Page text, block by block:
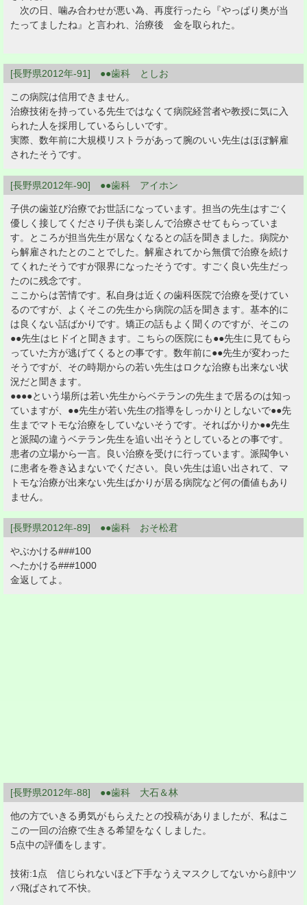
次の日、噛み合わせが悪い為、再度行ったら『やっぱり奥が当
たってましたね』と言われ、治療後 金を取られた。
[長野県2012年-91] ●●歯科 としお
この病院は信用できません。
治療技術を持っている先生ではなくて病院経営者や教授に気に入
られた人を採用しているらしいです。
実際、数年前に大規模リストラがあって腕のいい先生はほぼ解雇
されたそうです。
[長野県2012年-90] ●●歯科 アイホン
子供の歯並び治療でお世話になっています。担当の先生はすごく
優しく接してくださり子供も楽しんで治療させてもらっていま
す。ところが担当先生が居なくなるとの話を聞きました。病院か
ら解雇されたとのことでした。解雇されてから無償で治療を続け
てくれたそうですが限界になったそうです。すごく良い先生だっ
たのに残念です。
ここからは苦情です。私自身は近くの歯科医院で治療を受けてい
るのですが、よくそこの先生から病院の話を聞きます。基本的に
は良くない話ばかりです。矯正の話もよく聞くのですが、そこの
●●先生はヒドイと聞きます。こちらの医院にも●●先生に見てもら
っていた方が逃げてくるとの事です。数年前に●●先生が変わった
そうですが、その時期からの若い先生はロクな治療も出来ない状
況だと聞きます。
●●●●という場所は若い先生からベテランの先生まで居るのは知っ
ていますが、●●先生が若い先生の指導をしっかりとしないで●●先
生までマトモな治療をしていないそうです。そればかりか●●先生
と派閥の違うベテラン先生を追い出そうとしているとの事です。
患者の立場から一言。良い治療を受けに行っています。派閥争い
に患者を巻き込まないでください。良い先生は追い出されて、マ
トモな治療が出来ない先生ばかりが居る病院など何の価値もあり
ません。
[長野県2012年-89] ●●歯科 おそ松君
やぶかける###100
へたかける###1000
金返してよ。
[長野県2012年-88] ●●歯科 大石＆林
他の方でいきる勇気がもらえたとの投稿がありましたが、私はこ
この一回の治療で生きる希望をなくしました。
5点中の評価をします。
技術:1点 信じられないほど下手なうえマスクしてないから顔中ツ
バ飛ばされて不快。